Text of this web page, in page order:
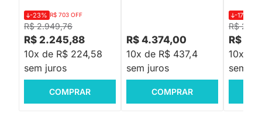
R$ 2.949,76
-23% R$ 703 OFF
R$ 2.245,88
10x de R$ 224,58
sem juros
COMPRAR
R$ 4.374,00
10x de R$ 437,4
sem juros
COMPRAR
R$
-17%
R$
10x de
sem